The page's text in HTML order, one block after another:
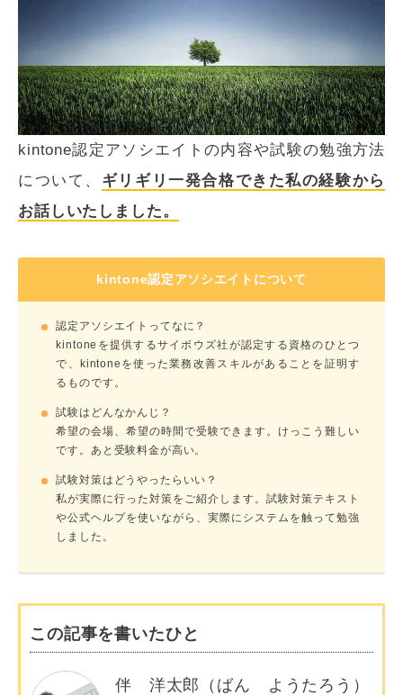
kintone認定アソシエイトの内容や試験の勉強方法
について、 ギリギリ一発合格できた私の経験から
お話しいたしました。
kintone認定アソシエイトについて
認定アソシエイトってなに？
kintoneを提供するサイボウズ社が認定する資格のひとつ
で、kintoneを使った業務改善スキルがあることを証明す
るものです。
試験はどんなかんじ？
希望の会場、希望の時間で受験できます。けっこう難しい
です。あと受験料金が高い。
試験対策はどうやったらいい？
私が実際に行った対策をご紹介します。試験対策テキスト
や公式ヘルプを使いながら、実際にシステムを触って勉強
しました。
この記事を書いたひと
伴 洋太郎（ばん ようたろう）